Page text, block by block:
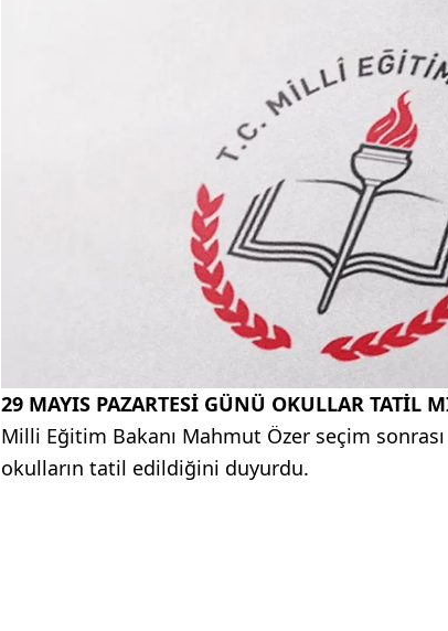
29 MAYIS PAZARTESİ GÜNÜ OKULLAR TATİL
Milli Eğitim Bakanı Mahmut Özer seçim
okulların tatil edildiğini duyurdu.